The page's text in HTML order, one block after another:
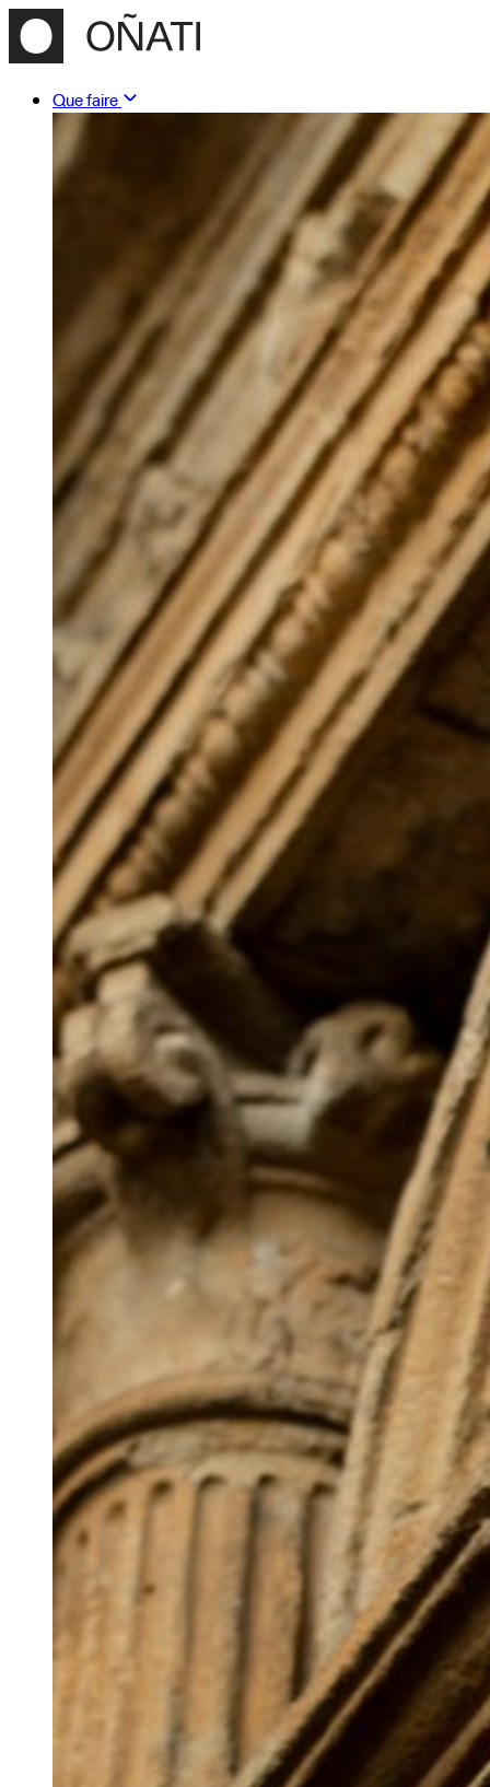
Que faire